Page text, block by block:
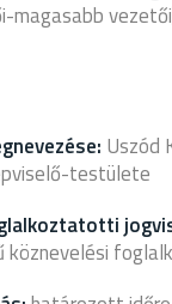
magasabb
Uszód
testülete
köznevelési